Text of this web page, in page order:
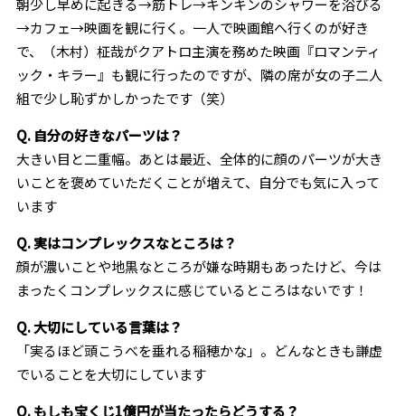
朝少し早めに起きる→筋トレ→キンキンのシャワーを浴びる
→カフェ→映画を観に行く。一人で映画館へ行くのが好き
で、（木村）柾哉がクアトロ主演を務めた映画『ロマンティ
ック・キラー』も観に行ったのですが、隣の席が女の子二人
組で少し恥ずかしかったです（笑）
Q. 自分の好きなパーツは？
大きい目と二重幅。あとは最近、全体的に顔のパーツが大き
いことを褒めていただくことが増えて、自分でも気に入って
います
Q. 実はコンプレックスなところは？
顔が濃いことや地黒なところが嫌な時期もあったけど、今は
まったくコンプレックスに感じているところはないです！
Q. 大切にしている言葉は？
「実るほど頭こうべを垂れる稲穂かな」。どんなときも謙虚
でいることを大切にしています
Q. もしも宝くじ1億円が当たったらどうする？